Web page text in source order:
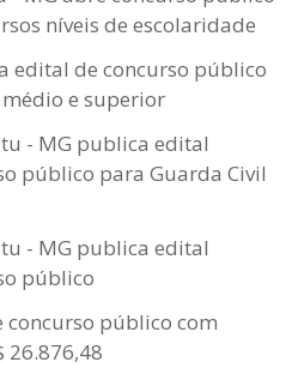
níveis de escolaridade
edital de concurso público
e superior
- MG publica edital
público para Guarda Civil
- MG publica edital
público
concurso público com
26.876,48